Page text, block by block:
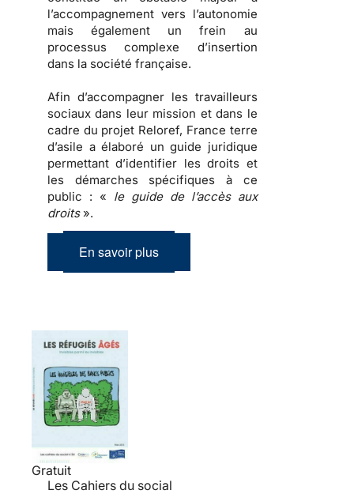
l’accompagnement vers l’autonomie
mais également un frein au
processus complexe d’insertion
dans la société française.
Afin d’accompagner les travailleurs
sociaux dans leur mission et dans le
cadre du projet Reloref, France terre
d’asile a élaboré un guide juridique
permettant d’identifier les droits et
les démarches spécifiques à ce
public : « le guide de l’accès aux
droits».
En savoir plus
Gratuit
Les Cahiers du social